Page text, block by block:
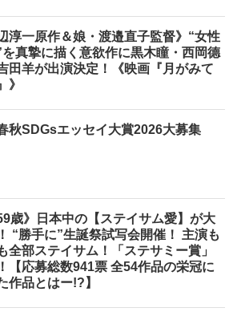
淳一原作＆娘・渡邉直子監督》“女性
を真摯に描く意欲作に黒木瞳・西岡德
田羊が出演決定！《映画『月がみて
》
秋SDGsエッセイ大賞2026大募集
歳》日本中の【ステイサム愛】が大
“勝手に”生誕祭試写会開催！ 主演も
全部ステイサム！「ステサミー賞」
【応募総数941票 全54作品の栄冠に
作品とはー!?】